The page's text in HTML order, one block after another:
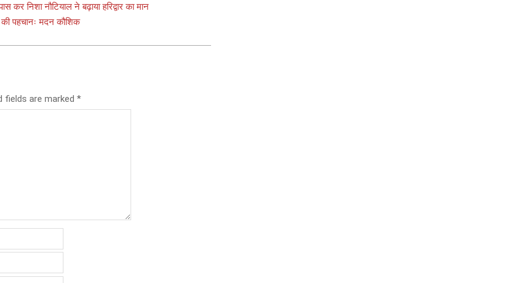
कर निशा नौटियाल ने बढ़ाया हरिद्वार का मान
पहचानः मदन कौशिक
fields are marked *